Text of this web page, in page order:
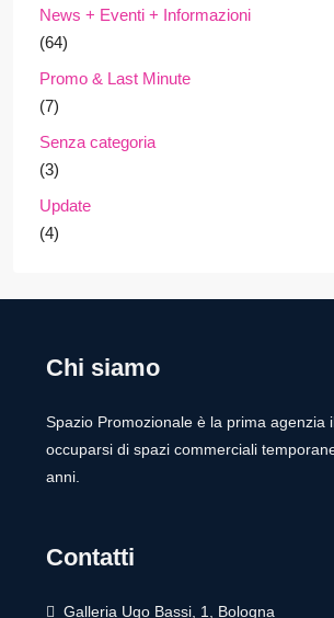
News + Eventi + Informazioni
(64)
Promo & Last Minute
(7)
Senza categoria
(3)
Update
(4)
Chi siamo
Spazio Promozionale è la prima agenzia
occuparsi di spazi commerciali
anni.
Contatti
Galleria Ugo Bassi, 1, Bologna